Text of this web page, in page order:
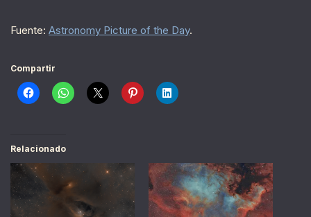
Fuente: Astronomy Picture of the Day.
Compartir
Relacionado